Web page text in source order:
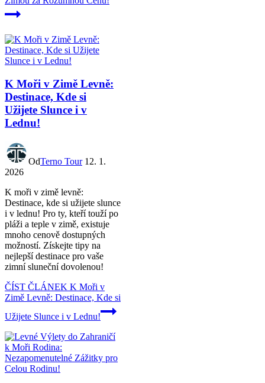
K Moři v Zimě Levně:
Destinace, Kde si
Užijete Slunce i v
Lednu!
OdTerno Tour 12. 1.
2026
K moři v zimě levně:
Destinace, kde si užijete slunce
i v lednu! Pro ty, kteří touží po
pláži a teple v zimě, existuje
mnoho cenově dostupných
možností. Získejte tipy na
nejlepší destinace pro vaše
zimní sluneční dovolenou!
ČÍST ČLÁNEK K Moři v
Zimě Levně: Destinace, Kde si
Užijete Slunce i v Lednu!